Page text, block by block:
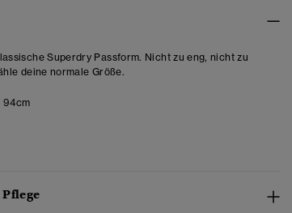
Superdry Passform. Nicht zu eng, nicht zu
deine normale Größe.
94cm